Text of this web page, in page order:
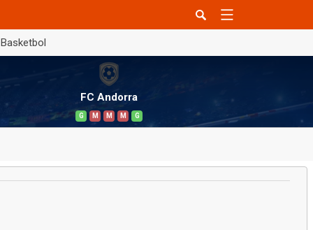
Basketbol
FC Andorra
G M M M G